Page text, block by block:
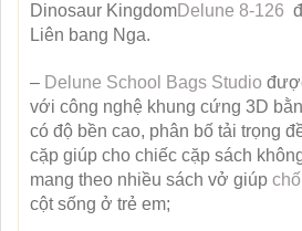
Dinosaur KingdomDelune 8-126
Liên bang Nga.
– Delune School Bags Studio
với công nghệ khung cứng 3D
có độ bền cao, phân bố tải trọng
cặp giúp cho chiếc cặp sách
mang theo nhiều sách vở giúp
cột sống ở trẻ em;